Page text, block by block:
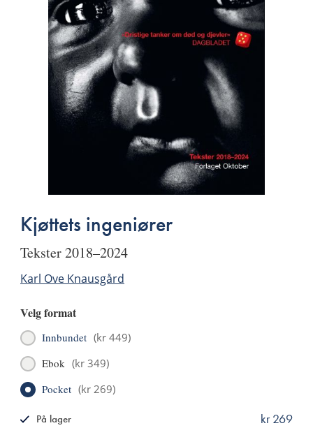
Kjøttets ingeniører
tekster 2018–2024
Karl Ove Knausgård
Velg format
Innbundet (kr 449)
Ebok (kr 349)
Pocket (kr 269)
kr 269
På lager